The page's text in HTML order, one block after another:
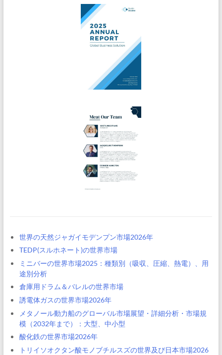
世界の天然ジャガイモデンプン市場2026年
TEDP(スルホネート)の世界市場
ミニバーの世界市場2025：種類別（吸収、圧縮、熱電）、用
途別分析
倉庫用ドラム＆バレルの世界市場
誘電体ガスの世界市場2026年
メタノール動力船のグローバル市場展望・詳細分析・市場規
模（2032年まで）：大型、中小型
酸化鉄の世界市場2026年
トリイソオクタン酸モノブチルスズの世界及び日本市場2026